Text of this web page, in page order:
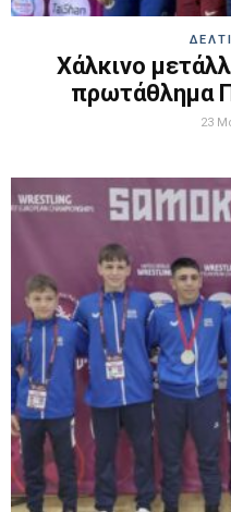
Χάλκινο
πρωτάθλημα
23